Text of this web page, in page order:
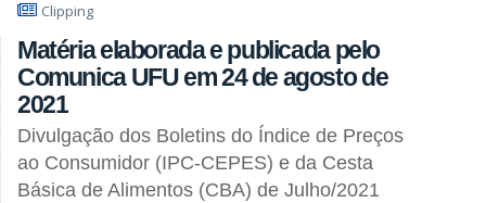
Clipping
Matéria elaborada e publicada pelo
Comunica UFU em 24 de agosto de
2021
Divulgação dos Boletins do Índice de Preços
ao Consumidor (IPC-CEPES) e da Cesta
Básica de Alimentos (CBA) de Julho/2021